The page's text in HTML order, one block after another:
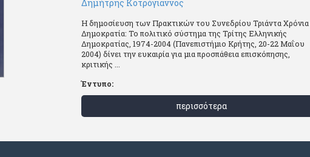
Δημήτρης Κοτρόγιαννος
Η δημοσίευση των Πρακτικών του Συνεδρίου Τριάντα Χρόνια
Δημοκρατία: Το πολιτικό σύστημα της Τρίτης Ελληνικής
Δημοκρατίας, 1974-2004 (Πανεπιστήμιο Κρήτης, 20-22 Μαΐου
2004) δίνει την ευκαιρία για μια προσπάθεια επισκόπησης,
κριτικής ...
Έντυπο:
περισσότερα